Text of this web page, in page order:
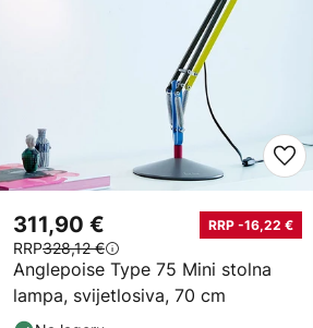
Anglepoise Type 75 Mini stolna
lampa, svijetlosiva, 70 cm
311,90 € RRP -16,22 €
RRP328,12 €